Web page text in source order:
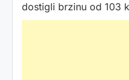
dostigli brzinu od 103